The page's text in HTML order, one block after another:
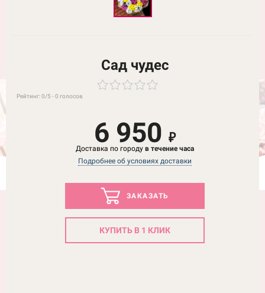
Сад чудес
Рейтинг:0/5 -0 голосов
6 950₽
Доставка по городув течение часа
Подробнее об условиях доставки
ЗАКАЗАТЬ
КУПИТЬ В 1 КЛИК